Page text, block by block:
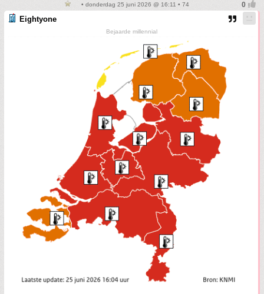
• donderdag 25 juni 2026 @ 16:11 • 74
Eightyone
Bejaarde millennial